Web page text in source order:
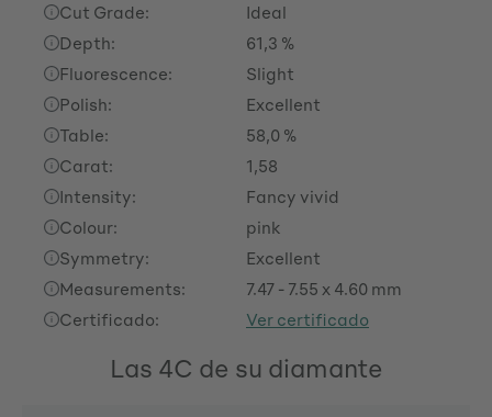
Cut Grade:
Ideal
Depth:
61,3 %
Fluorescence:
Slight
Polish:
Excellent
Table:
58,0 %
Carat:
1,58
Intensity:
Fancy vivid
Colour:
pink
Symmetry:
Excellent
Measurements:
7.47 - 7.55 x 4.60 mm
Certificado:
Ver certificado
Las 4C de su diamante